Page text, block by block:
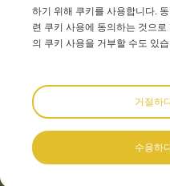
JiangSu, China
0086 510 8580 8562
0086 152 5144 1199
우리를 따르세요:
하기 위해 쿠키를 사용합니다.
련 쿠키 사용에 동의하는 것으
의 쿠키 사용을 거부할 수도 있
거절하
수용하